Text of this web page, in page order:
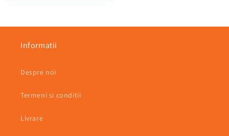
Informatii
Despre noi
Termeni si conditii
Livrare